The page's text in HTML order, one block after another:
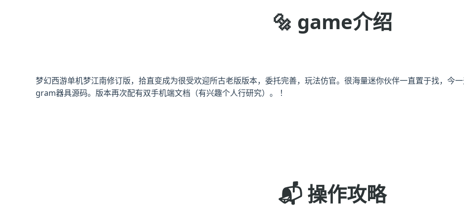
🔩 game介绍
梦幻西游单机梦江南修订版，拾直变成为很受欢迎所古老版版本，委托完善，玩法仿官。很海量迷你伙伴一直置于找，今
gram器具源码。版本再次配有双手机端文档（有兴趣个人行研究）。 ！
📬 操作攻略